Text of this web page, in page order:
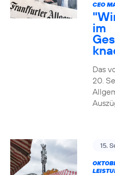
CEO
im
Das
20.
15.